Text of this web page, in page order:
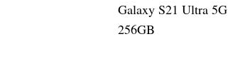
Galaxy S21 Ultra 5G
256GB